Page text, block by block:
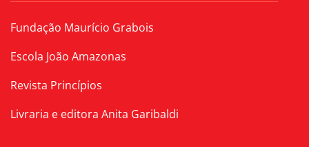
Fundação Maurício Grabois
Escola João Amazonas
Revista Princípios
Livraria e editora Anita Garibaldi